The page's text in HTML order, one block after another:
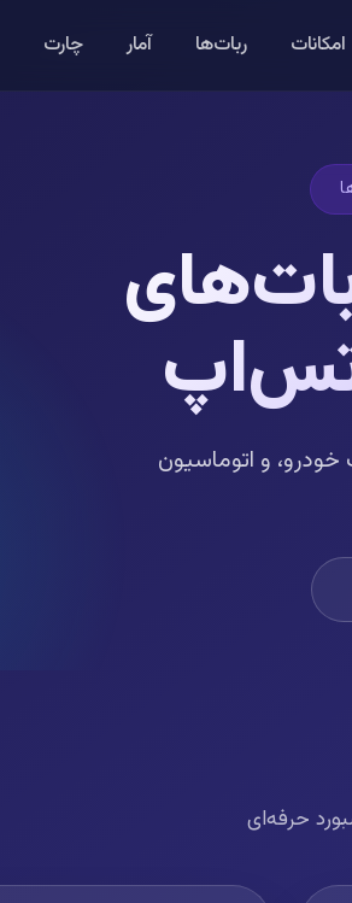
امکانات ربات‌ها آمار چارت
و اتوماسیون
حرفه‌ای